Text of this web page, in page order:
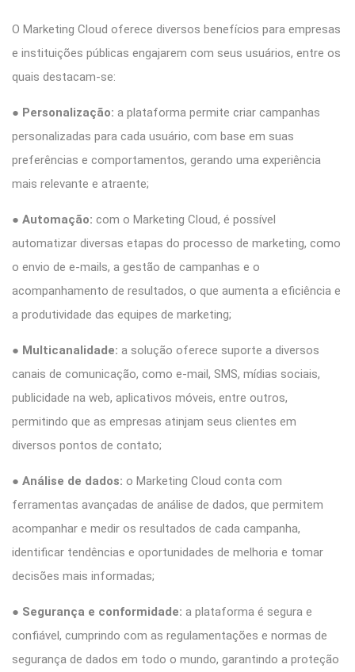
O Marketing Cloud oferece diversos benefícios para empresas
e instituições públicas engajarem com seus usuários, entre os
quais destacam-se:
● Personalização: a plataforma permite criar campanhas
personalizadas para cada usuário, com base em suas
preferências e comportamentos, gerando uma experiência
mais relevante e atraente;
● Automação: com o Marketing Cloud, é possível
automatizar diversas etapas do processo de marketing, como
o envio de e-mails, a gestão de campanhas e o
acompanhamento de resultados, o que aumenta a eficiência e
a produtividade das equipes de marketing;
● Multicanalidade: a solução oferece suporte a diversos
canais de comunicação, como e-mail, SMS, mídias sociais,
publicidade na web, aplicativos móveis, entre outros,
permitindo que as empresas atinjam seus clientes em
diversos pontos de contato;
● Análise de dados: o Marketing Cloud conta com
ferramentas avançadas de análise de dados, que permitem
acompanhar e medir os resultados de cada campanha,
identificar tendências e oportunidades de melhoria e tomar
decisões mais informadas;
● Segurança e conformidade: a plataforma é segura e
confiável, cumprindo com as regulamentações e normas de
segurança de dados em todo o mundo, garantindo a proteção